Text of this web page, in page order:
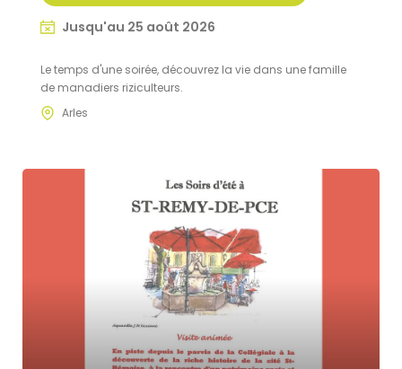
Jusqu'au 25 août 2026
Le temps d'une soirée, découvrez la vie dans une famille
de manadiers riziculteurs.
Arles